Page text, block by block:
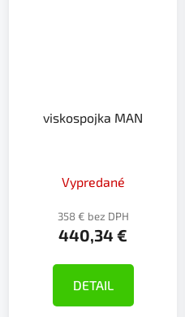
viskospojka MAN
Vypredané
358 € bez DPH
440,34 €
DETAIL